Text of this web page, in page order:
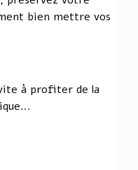
bien mettre vos
à profiter de la